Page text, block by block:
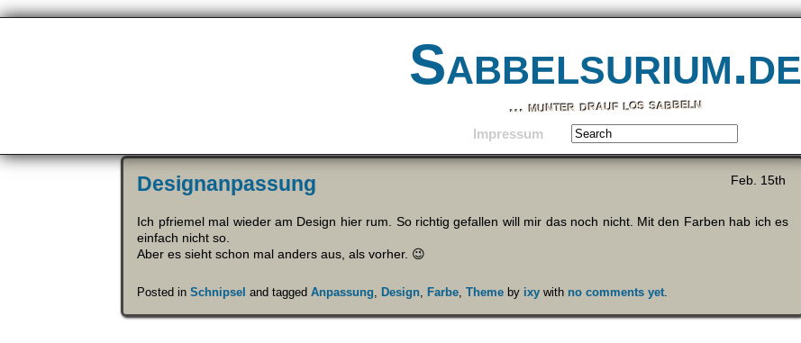
Sabbelsurium.de
… munter drauf los sabbeln
Impressum
Feb. 15th
Designanpassung
Ich pfriemel mal wieder am Design hier rum. So richtig gefallen will mir das noch nicht. Mit den Farben hab ich es
einfach nicht so.
Aber es sieht schon mal anders aus, als vorher. 😉
Posted inSchnipsel and taggedAnpassung ,Design ,Farbe ,Theme by ixy withno comments yet